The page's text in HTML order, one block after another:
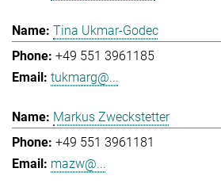
Tina Ukmar-Godec
+49 551 3961185
tukmarg@...
Markus Zweckstetter
+49 551 3961181
mazw@...